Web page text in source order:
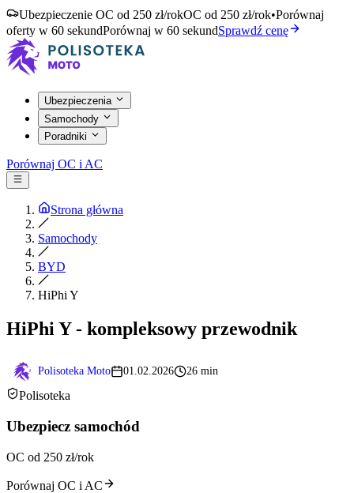
Ubezpieczenie OC od 250 zł/rokOC od 250 zł/rok•Porównaj
oferty w 60 sekundPorównaj w 60 sekundSprawdź cenę
Ubezpieczenia
Samochody
Poradniki
Porównaj OC i AC
Strona główna
Samochody
BYD
HiPhi Y
HiPhi Y - kompleksowy przewodnik
Polisoteka Moto 01.02.2026 26 min
Polisoteka
Ubezpiecz samochód
OC od 250 zł/rok
Porównaj OC i AC